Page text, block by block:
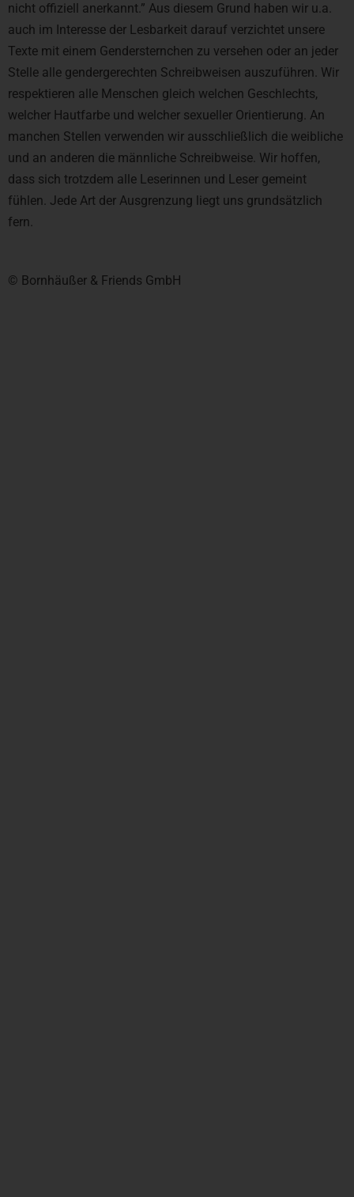
nicht offiziell anerkannt.” Aus diesem Grund haben wir u.a.
auch im Interesse der Lesbarkeit darauf verzichtet unsere
Texte mit einem Gendersternchen zu versehen oder an jeder
Stelle alle gendergerechten Schreibweisen auszuführen. Wir
respektieren alle Menschen gleich welchen Geschlechts,
welcher Hautfarbe und welcher sexueller Orientierung. An
manchen Stellen verwenden wir ausschließlich die weibliche
und an anderen die männliche Schreibweise. Wir hoffen,
dass sich trotzdem alle Leserinnen und Leser gemeint
fühlen. Jede Art der Ausgrenzung liegt uns grundsätzlich
fern.
© Bornhäußer & Friends GmbH​